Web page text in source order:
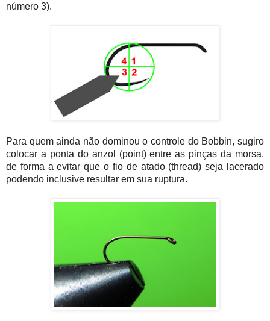
número 3).
Para quem ainda não dominou o controle do Bobbin, sugiro
colocar a ponta do anzol (point) entre as pinças da morsa,
de forma a evitar que o fio de atado (thread) seja lacerado
podendo inclusive resultar em sua ruptura.